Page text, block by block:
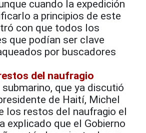
cuando la expedición
a principios de este
con que todos los
que podían ser clave
por buscadores
del naufragio
que ya discutió
de Haití, Michel
los restos del naufragio el
explicado que el Gobierno